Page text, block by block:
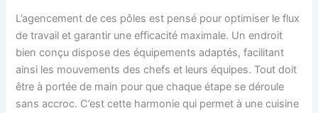
L’agencement de ces pôles est pensé pour optimiser le flux
de travail et garantir une efficacité maximale. Un endroit
bien conçu dispose des équipements adaptés, facilitant
ainsi les mouvements des chefs et leurs équipes. Tout doit
être à portée de main pour que chaque étape se déroule
sans accroc. C’est cette harmonie qui permet à une cuisine